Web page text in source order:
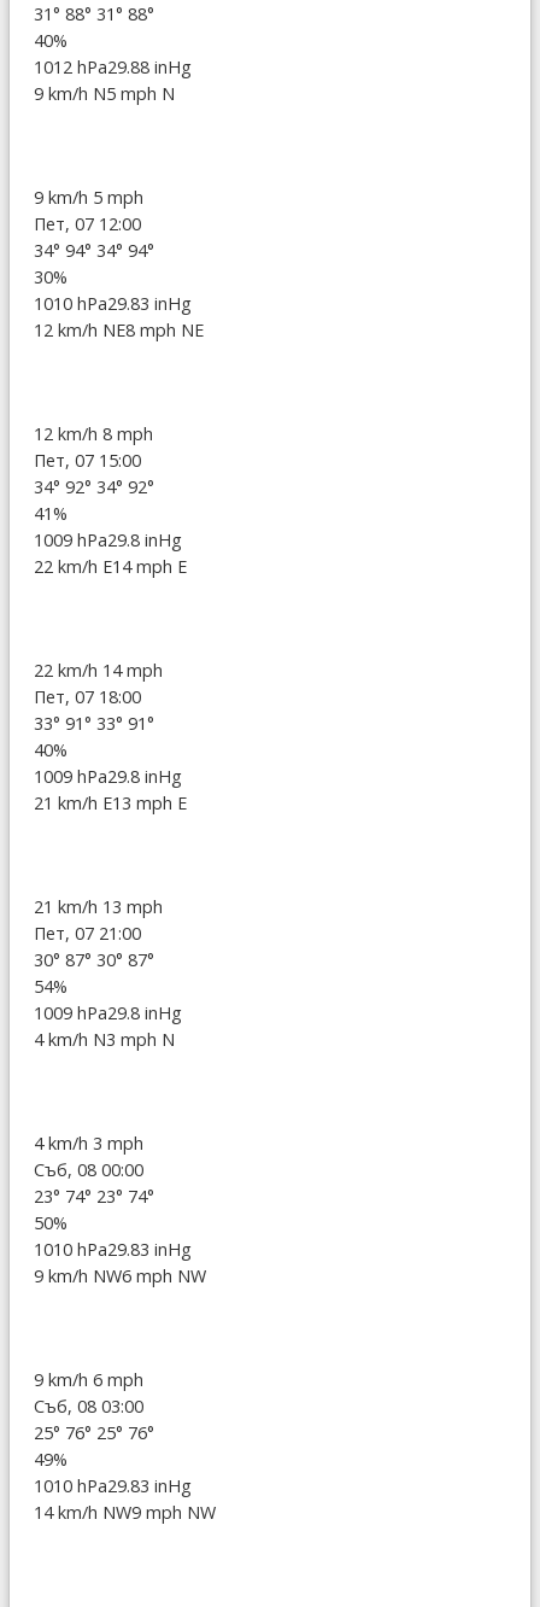
31° 88° 31° 88°
40%
1012 hPa29.88 inHg
9 km/h N5 mph N
9 km/h 5 mph
Пет, 07 12:00
34° 94° 34° 94°
30%
1010 hPa29.83 inHg
12 km/h NE8 mph NE
12 km/h 8 mph
Пет, 07 15:00
34° 92° 34° 92°
41%
1009 hPa29.8 inHg
22 km/h E14 mph E
22 km/h 14 mph
Пет, 07 18:00
33° 91° 33° 91°
40%
1009 hPa29.8 inHg
21 km/h E13 mph E
21 km/h 13 mph
Пет, 07 21:00
30° 87° 30° 87°
54%
1009 hPa29.8 inHg
4 km/h N3 mph N
4 km/h 3 mph
Съб, 08 00:00
23° 74° 23° 74°
50%
1010 hPa29.83 inHg
9 km/h NW6 mph NW
9 km/h 6 mph
Съб, 08 03:00
25° 76° 25° 76°
49%
1010 hPa29.83 inHg
14 km/h NW9 mph NW